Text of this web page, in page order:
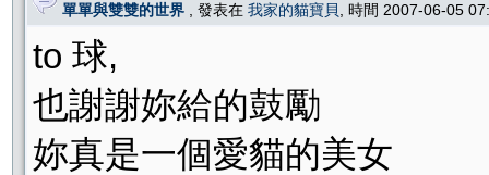
單單與雙雙的世界 , 發表在 我家的貓寶貝 , 時間 2007-06-05
to 球,
也謝謝妳給的鼓勵
妳真是一個愛貓的美女